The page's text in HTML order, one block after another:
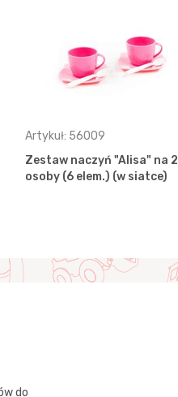
Artykuł: 56009
Zestaw naczyń "Alisa" na 2
osoby (6 elem.) (w siatce)
do